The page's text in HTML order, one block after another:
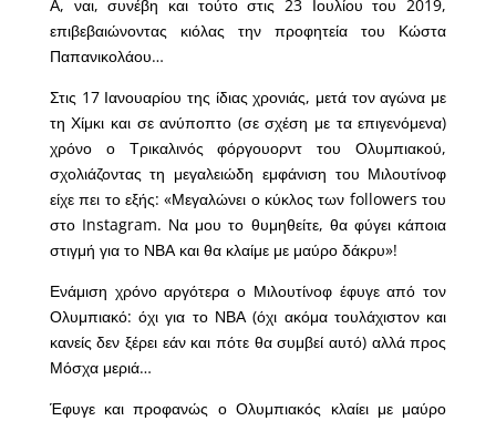
Α, ναι, συνέβη και τούτο στις 23 Ιουλίου του 2019,
επιβεβαιώνοντας κιόλας την προφητεία του Κώστα
Παπανικολάου…
Στις 17 Ιανουαρίου της ίδιας χρονιάς, μετά τον αγώνα με
τη Χίμκι και σε ανύποπτο (σε σχέση με τα επιγενόμενα)
χρόνο ο Τρικαλινός φόργουορντ του Ολυμπιακού,
σχολιάζοντας τη μεγαλειώδη εμφάνιση του Μιλουτίνοφ
είχε πει το εξής: «Μεγαλώνει ο κύκλος των followers του
στο Instagram. Να μου το θυμηθείτε, θα φύγει κάποια
στιγμή για το ΝΒΑ και θα κλαίμε με μαύρο δάκρυ»!
Ενάμιση χρόνο αργότερα ο Μιλουτίνοφ έφυγε από τον
Ολυμπιακό: όχι για το ΝΒΑ (όχι ακόμα τουλάχιστον και
κανείς δεν ξέρει εάν και πότε θα συμβεί αυτό) αλλά προς
Μόσχα μεριά…
Έφυγε και προφανώς ο Ολυμπιακός κλαίει με μαύρο